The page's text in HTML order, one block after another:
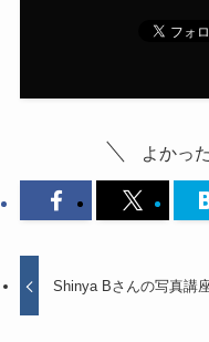
よかっ
Shinya Bさんの写真講